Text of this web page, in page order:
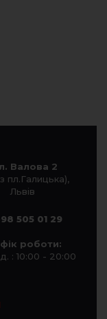
Валова 2
пл.Галицька),
Львів
505 01 29
роботи:
: 10:00 - 20:00